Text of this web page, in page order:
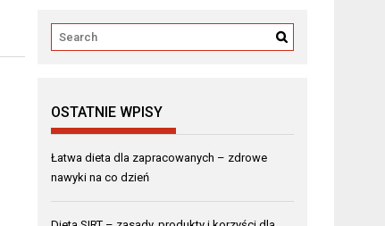
OSTATNIE WPISY
Łatwa dieta dla zapracowanych – zdrowe
nawyki na co dzień